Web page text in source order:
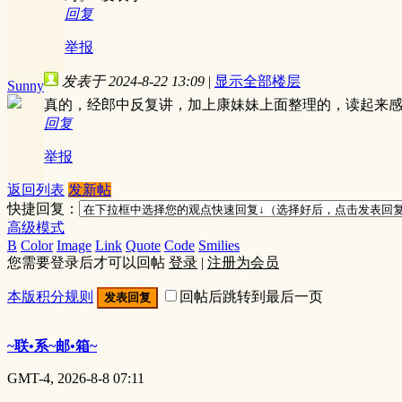
回复
举报
Sunny 发表于 2024-8-22 13:09 | 显示全部楼层
真的，经郎中反复讲，加上康妹妹上面整理的，读起来
回复
举报
返回列表 发新帖
快捷回复：
高级模式
B Color Image Link Quote Code Smilies
您需要登录后才可以回帖 登录 | 注册为会员
本版积分规则 发表回复 回帖后跳转到最后一页
~联•系~邮•箱~
GMT-4, 2026-8-8 07:11